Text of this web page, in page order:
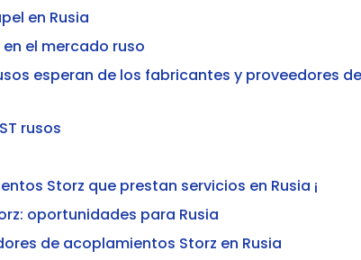
en Rusia
el mercado ruso
esperan de los fabricantes y proveedores de
rusos
Storz que prestan servicios en Rusia ¡
oportunidades para Rusia
de acoplamientos Storz en Rusia